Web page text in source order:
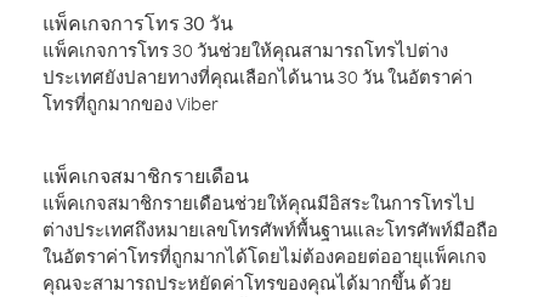
แพ็คเกจการโทร 30 วัน
แพ็คเกจการโทร 30 วันช่วยให้คุณสามารถโทรไปต่าง
ประเทศยังปลายทางที่คุณเลือกได้นาน 30 วัน ในอัตราค่า
โทรที่ถูกมากของ Viber
แพ็คเกจสมาชิกรายเดือน
แพ็คเกจสมาชิกรายเดือนช่วยให้คุณมีอิสระในการโทรไป
ต่างประเทศถึงหมายเลขโทรศัพท์พื้นฐานและโทรศัพท์มือถือ
ในอัตราค่าโทรที่ถูกมากได้โดยไม่ต้องคอยต่ออายุแพ็คเกจ
คุณจะสามารถประหยัดค่าโทรของคุณได้มากขึ้น ด้วย